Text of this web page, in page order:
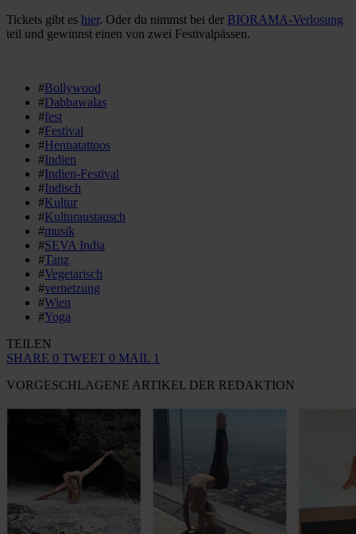
Tickets gibt es hier. Oder du nimmst bei der BIORAMA-Verlosung
teil und gewinnst einen von zwei Festivalpässen.
#Bollywood
#Dabbawalas
#fest
#Festival
#Hennatattoos
#Indien
#Indien-Festival
#Indisch
#Kultur
#Kulturaustausch
#musik
#SEVA India
#Tanz
#Vegetarisch
#vernetzung
#Wien
#Yoga
TEILEN
SHARE 0 TWEET 0 MAIL 1
VORGESCHLAGENE ARTIKEL DER REDAKTION